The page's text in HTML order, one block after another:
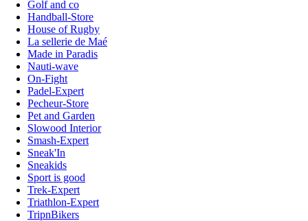
Golf and co
Handball-Store
House of Rugby
La sellerie de Maé
Made in Paradis
Nauti-wave
On-Fight
Padel-Expert
Pecheur-Store
Pet and Garden
Slowood Interior
Smash-Expert
Sneak'In
Sneakids
Sport is good
Trek-Expert
Triathlon-Expert
TripnBikers